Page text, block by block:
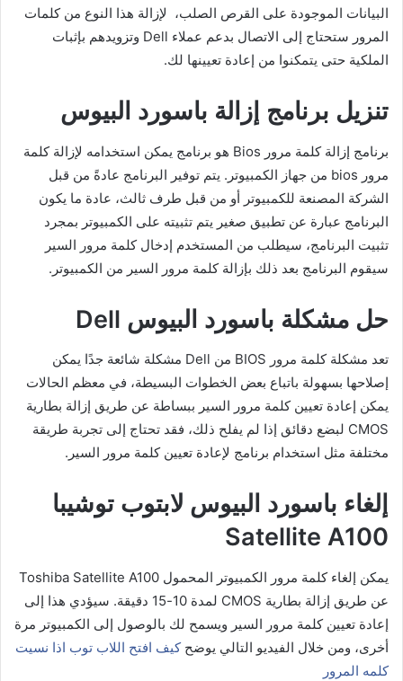
البيانات الموجودة على القرص الصلب، لإزالة هذا النوع من كلمات
المرور ستحتاج إلى الاتصال بدعم عملاء Dell وتزويدهم بإثبات
الملكية حتى يتمكنوا من إعادة تعيينها لك.
تنزيل برنامج إزالة باسورد البيوس
برنامج إزالة كلمة مرور Bios هو برنامج يمكن استخدامه لإزالة كلمة
مرور bios من جهاز الكمبيوتر. يتم توفير البرنامج عادةً من قبل
الشركة المصنعة للكمبيوتر أو من قبل طرف ثالث، عادة ما يكون
البرنامج عبارة عن تطبيق صغير يتم تثبيته على الكمبيوتر بمجرد
تثبيت البرنامج، سيطلب من المستخدم إدخال كلمة مرور السير
سيقوم البرنامج بعد ذلك بإزالة كلمة مرور السير من الكمبيوتر.
حل مشكلة باسورد البيوس Dell
تعد مشكلة كلمة مرور BIOS من Dell مشكلة شائعة جدًا يمكن
إصلاحها بسهولة باتباع بعض الخطوات البسيطة، في معظم الحالات
يمكن إعادة تعيين كلمة مرور السير ببساطة عن طريق إزالة بطارية
CMOS لبضع دقائق إذا لم يفلح ذلك، فقد تحتاج إلى تجربة طريقة
مختلفة مثل استخدام برنامج لإعادة تعيين كلمة مرور السير.
إلغاء باسورد البيوس لابتوب توشيبا
Satellite A100
يمكن إلغاء كلمة مرور الكمبيوتر المحمول Toshiba Satellite A100
عن طريق إزالة بطارية CMOS لمدة 10-15 دقيقة. سيؤدي هذا إلى
إعادة تعيين كلمة مرور السير ويسمح لك بالوصول إلى الكمبيوتر مرة
أخرى، ومن خلال الفيديو التالي يوضحكيف افتح اللاب توب اذا نسيت
كلمه المرور